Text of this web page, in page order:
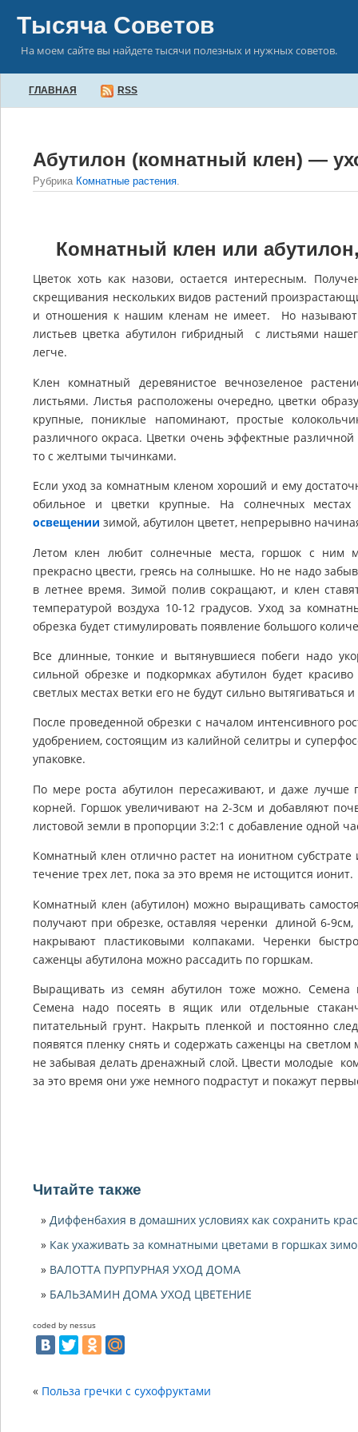
Тысяча Советов
На моем сайте вы найдете тысячи полезных и нужных советов.
ГЛАВНАЯ RSS
Абутилон (комнатный клен) —
Рубрика Комнатные растения.
Комнатный клен или
Цветок хоть как назови, остается интересным.
скрещивания нескольких видов растений
и отношения к нашим кленам не имеет. Но называют
листьев цветка абутилон гибридный с листьями
легче.
Клен комнатный деревянистое вечнозеленое
листьями. Листья расположены очередно, цветки
крупные, пониклые напоминают, простые
различного окраса. Цветки очень эффектные
то с желтыми тычинками.
Если уход за комнатным кленом хороший и ему
обильное и цветки крупные. На солнечных
освещении зимой, абутилон цветет, непрерывно
Летом клен любит солнечные места, горшок с ним
прекрасно цвести, греясь на солнышке. Но не надо
в летнее время. Зимой полив сокращают, и клен
температурой воздуха 10-12 градусов. Уход за
обрезка будет стимулировать появление большого
Все длинные, тонкие и вытянувшиеся побеги надо
сильной обрезке и подкормках абутилон будет
светлых местах ветки его не будут сильно вытягиваться и
После проведенной обрезки с началом интенсивного
удобрением, состоящим из калийной селитры и
упаковке.
По мере роста абутилон пересаживают, и даже лучше
корней. Горшок увеличивают на 2-3см и добавляют
листовой земли в пропорции 3:2:1 с добавление одной
Комнатный клен отлично растет на ионитном
течение трех лет, пока за это время не истощится ионит.
Комнатный клен (абутилон) можно выращивать
получают при обрезке, оставляя черенки длиной 6-
накрывают пластиковыми колпаками. Черенки
саженцы абутилона можно рассадить по горшкам.
Выращивать из семян абутилон тоже можно. Семена
Семена надо посеять в ящик или отдельные
питательный грунт. Накрыть пленкой и постоянно
появятся пленку снять и содержать саженцы на светлом
не забывая делать дренажный слой. Цвести молодые
за это время они уже немного подрастут и покажут
Читайте также
Диффенбахия в домашних условиях как сохранить
Как ухаживать за комнатными цветами в горшках
ВАЛОТТА ПУРПУРНАЯ УХОД ДОМА
БАЛЬЗАМИН ДОМА УХОД ЦВЕТЕНИЕ
coded by nessus
« Польза гречки с сухофруктами